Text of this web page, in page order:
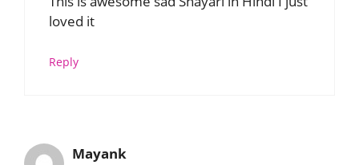
loved it
Reply
Mayank